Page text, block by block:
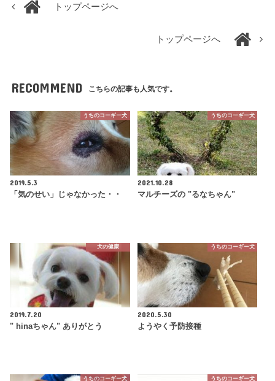
トップページへ
トップページへ
RECOMMEND こちらの記事も人気です。
うちのコーギー犬
2019.5.3
「気のせい」じゃなかった・・
うちのコーギー犬
2021.10.28
マルチーズの "るなちゃん"
犬の健康
2019.7.20
" hinaちゃん" ありがとう
うちのコーギー犬
2020.5.30
ようやく予防接種
うちのコーギー犬 うちのコーギー犬